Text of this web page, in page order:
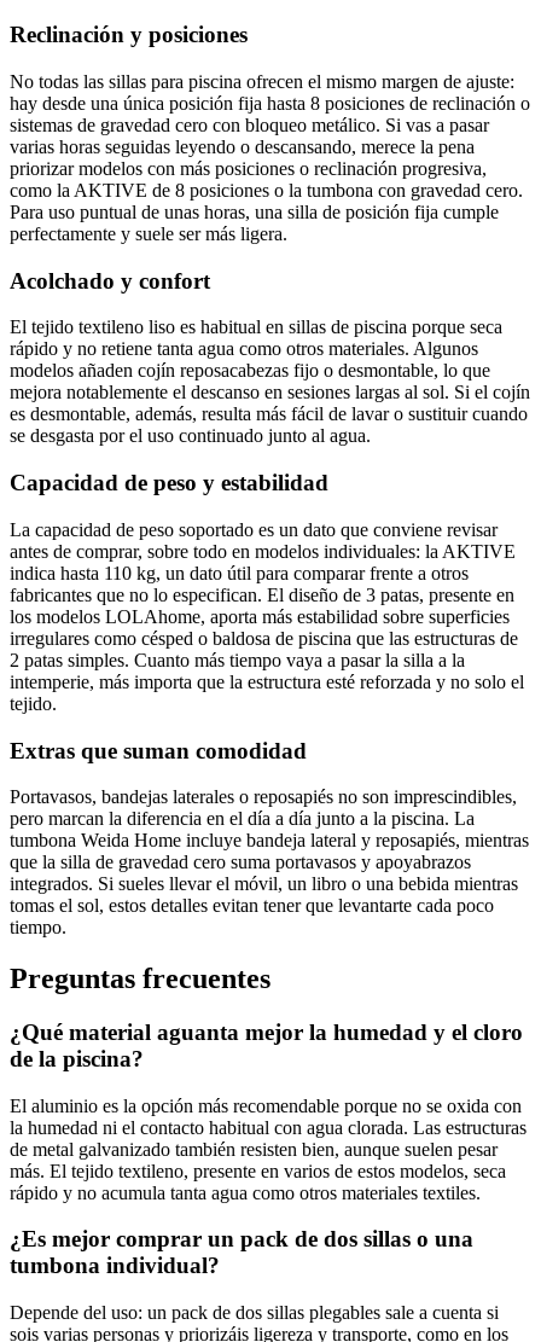
Reclinación y posiciones
No todas las sillas para piscina ofrecen el mismo margen de ajuste:
hay desde una única posición fija hasta 8 posiciones de reclinación o
sistemas de gravedad cero con bloqueo metálico. Si vas a pasar
varias horas seguidas leyendo o descansando, merece la pena
priorizar modelos con más posiciones o reclinación progresiva,
como la AKTIVE de 8 posiciones o la tumbona con gravedad cero.
Para uso puntual de unas horas, una silla de posición fija cumple
perfectamente y suele ser más ligera.
Acolchado y confort
El tejido textileno liso es habitual en sillas de piscina porque seca
rápido y no retiene tanta agua como otros materiales. Algunos
modelos añaden cojín reposacabezas fijo o desmontable, lo que
mejora notablemente el descanso en sesiones largas al sol. Si el cojín
es desmontable, además, resulta más fácil de lavar o sustituir cuando
se desgasta por el uso continuado junto al agua.
Capacidad de peso y estabilidad
La capacidad de peso soportado es un dato que conviene revisar
antes de comprar, sobre todo en modelos individuales: la AKTIVE
indica hasta 110 kg, un dato útil para comparar frente a otros
fabricantes que no lo especifican. El diseño de 3 patas, presente en
los modelos LOLAhome, aporta más estabilidad sobre superficies
irregulares como césped o baldosa de piscina que las estructuras de
2 patas simples. Cuanto más tiempo vaya a pasar la silla a la
intemperie, más importa que la estructura esté reforzada y no solo el
tejido.
Extras que suman comodidad
Portavasos, bandejas laterales o reposapiés no son imprescindibles,
pero marcan la diferencia en el día a día junto a la piscina. La
tumbona Weida Home incluye bandeja lateral y reposapiés, mientras
que la silla de gravedad cero suma portavasos y apoyabrazos
integrados. Si sueles llevar el móvil, un libro o una bebida mientras
tomas el sol, estos detalles evitan tener que levantarte cada poco
tiempo.
Preguntas frecuentes
¿Qué material aguanta mejor la humedad y el cloro
de la piscina?
El aluminio es la opción más recomendable porque no se oxida con
la humedad ni el contacto habitual con agua clorada. Las estructuras
de metal galvanizado también resisten bien, aunque suelen pesar
más. El tejido textileno, presente en varios de estos modelos, seca
rápido y no acumula tanta agua como otros materiales textiles.
¿Es mejor comprar un pack de dos sillas o una
tumbona individual?
Depende del uso: un pack de dos sillas plegables sale a cuenta si
sois varias personas y priorizáis ligereza y transporte, como en los